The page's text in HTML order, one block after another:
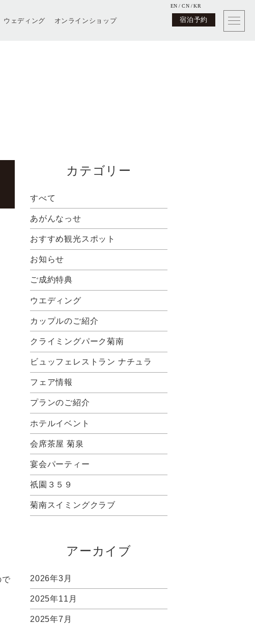
ウェディング オンラインショップ 宿泊予約
EN CN KR
で
カテゴリー
すべて
あがんなっせ
おすすめ観光スポット
お知らせ
ご成約特典
ウエディング
カップルのご紹介
クライミングパーク菊南
ビュッフェレストラン ナチュラ
フェア情報
プランのご紹介
ホテルイベント
会席茶屋 菊泉
宴会パーティー
祇園３５９
菊南スイミングクラブ
アーカイブ
2026年3月
2025年11月
2025年7月